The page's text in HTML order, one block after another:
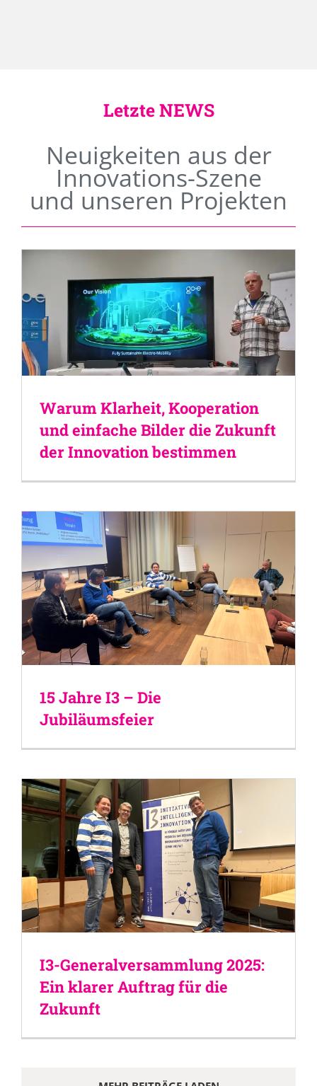
Letzte NEWS
Neuigkeiten aus der
Innovations-Szene
und unseren Projekten
Warum Klarheit, Kooperation
und einfache Bilder die Zukunft
der Innovation bestimmen
15 Jahre I3 – Die
Jubiläumsfeier
I3-Generalversammlung 2025:
Ein klarer Auftrag für die
Zukunft